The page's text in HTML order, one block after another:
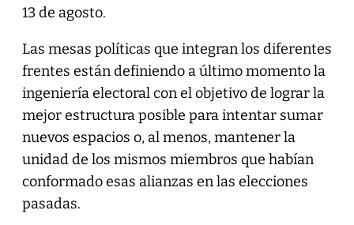
13 de agosto.
Las mesas políticas que integran los diferentes
frentes están definiendo a último momento la
ingeniería electoral con el objetivo de lograr la
mejor estructura posible para intentar sumar
nuevos espacios o, al menos, mantener la
unidad de los mismos miembros que habían
conformado esas alianzas en las elecciones
pasadas.